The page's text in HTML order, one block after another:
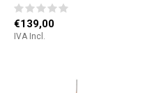
€139,00
IVA Incl.